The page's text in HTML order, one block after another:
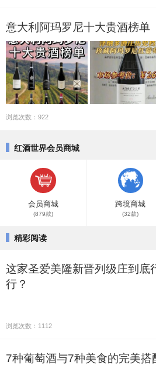
意大利阿玛罗尼十大贵酒榜单
浏览次数：922
红酒世界会员商城
会员商城
(879款)
跨境商城
(32款)
精彩阅读
这家圣爱美隆新晋列级庄到底
行？
浏览次数：1112
7种葡萄酒与7种美食的完美搭